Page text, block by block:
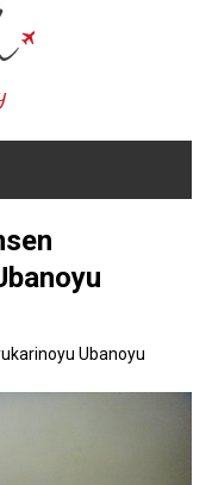
Ubanoyu